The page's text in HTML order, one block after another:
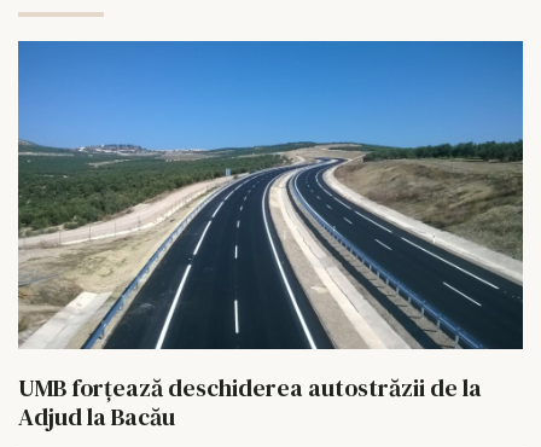
UMB forțează deschiderea autostrăzii de la
Adjud la Bacău